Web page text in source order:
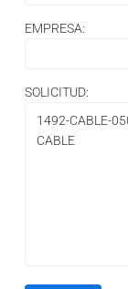
EMPRESA:
SOLICITUD: